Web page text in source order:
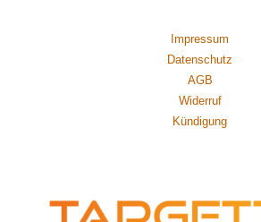
Impressum
Datenschutz
AGB
Widerruf
Kündigung